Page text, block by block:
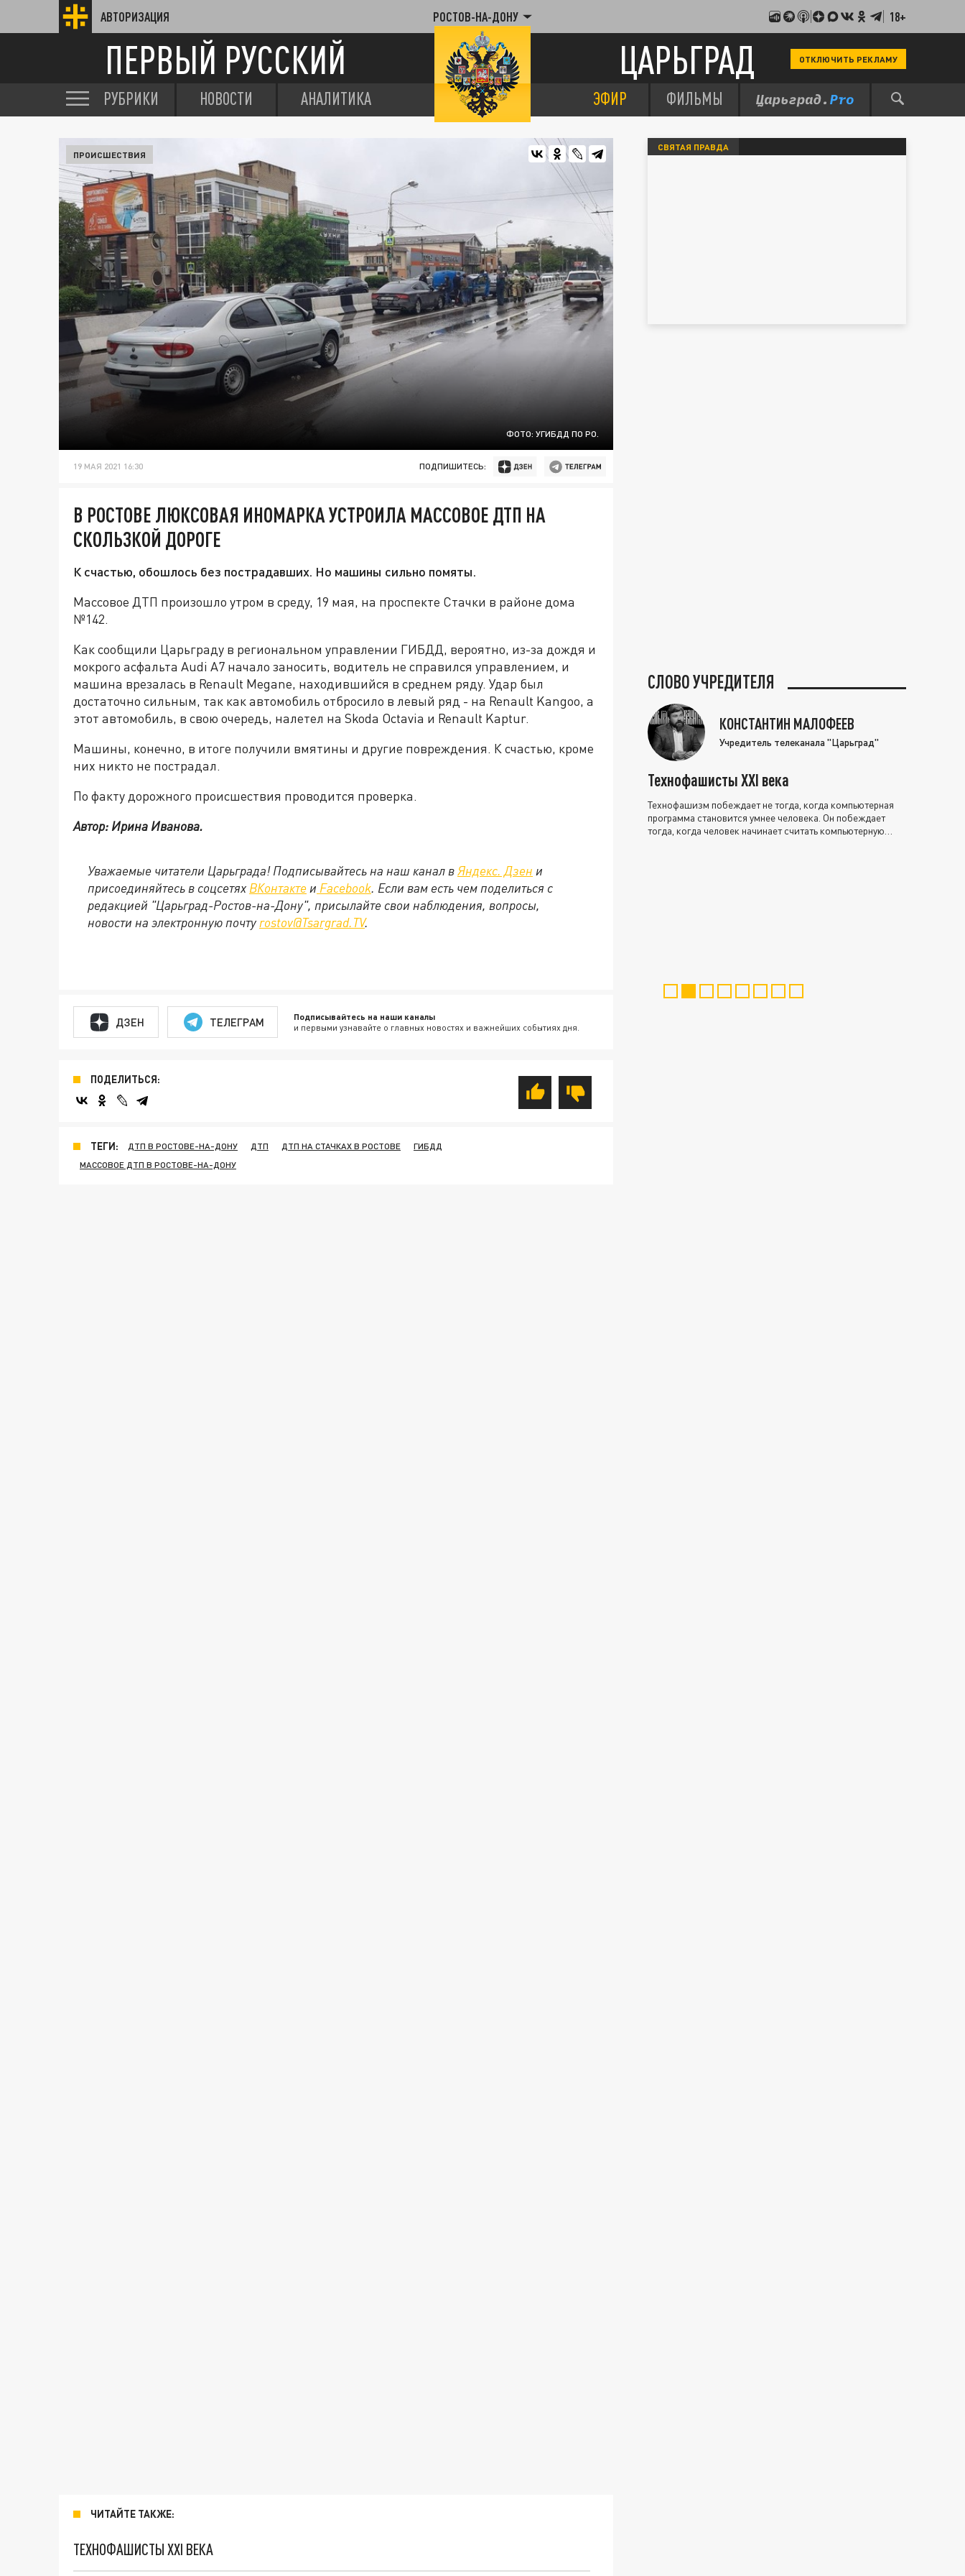
АВТОРИЗАЦИЯ РОСТОВ-НА-ДОНУ 18+
ПЕРВЫЙ РУССКИЙ ЦАРЬГРАД ОТКЛЮЧИТЬ РЕКЛАМУ
РУБРИКИ НОВОСТИ АНАЛИТИКА ЭФИР ФИЛЬМЫ
ФОТО: УГИБДД ПО РО.
ПРОИСШЕСТВИЯ
19 МАЯ 2021 16:30 ПОДПИШИТЕСЬ:
В РОСТОВЕ ЛЮКСОВАЯ ИНОМАРКА УСТРОИЛА МАССОВОЕ ДТП НА
СКОЛЬЗКОЙ ДОРОГЕ
К счастью, обошлось без пострадавших. Но машины сильно помяты.
Массовое ДТП произошло утром в среду, 19 мая, на проспекте Стачки в районе дома
№142.
Как сообщили Царьграду в региональном управлении ГИБДД, вероятно, из-за дождя и
мокрого асфальта Audi A7 начало заносить, водитель не справился управлением, и
машина врезалась в Renault Megane, находившийся в среднем ряду. Удар был
достаточно сильным, так как автомобиль отбросило в левый ряд - на Renault Kangoo, а
этот автомобиль, в свою очередь, налетел на Skoda Octavia и Renault Kaptur.
Машины, конечно, в итоге получили вмятины и другие повреждения. К счастью, кроме
них никто не пострадал.
По факту дорожного происшествия проводится проверка.
Автор: Ирина Иванова.
Уважаемые читатели Царьграда! Подписывайтесь на наш канал вЯндекс. Дзен и
присоединяйтесь в соцсетях ВКонтакте и Facebook. Если вам есть чем поделиться с
редакцией "Царьград-Ростов-на-Дону", присылайте свои наблюдения, вопросы,
новости на электронную почту rostov@Tsargrad.TV.
ДЗЕН ТЕЛЕГРАМ Подписывайтесь на наши каналы
и первыми узнавайте о главных новостях и важнейших событиях дня.
ПОДЕЛИТЬСЯ:
ТЕГИ: ДТП В РОСТОВЕ-НА-ДОНУ ДТП ДТП НА СТАЧКАХ В РОСТОВЕ
ГИБДД
МАССОВОЕ ДТП В РОСТОВЕ-НА-ДОНУ
ЧИТАЙТЕ ТАКЖЕ:
ТЕХНОФАШИСТЫ XXI ВЕКА
СВЯТАЯ ПРАВДА
СЛОВО УЧРЕДИТЕЛЯ
КОНСТАНТИН МАЛОФЕЕВ
Учредитель телеканала "Царьград"
Технофашисты XXI века
Технофашизм побеждает не тогда, когда компьютерная
программа становится умнее человека. Он побеждает
тогда, когда человек начинает считать компьютерную